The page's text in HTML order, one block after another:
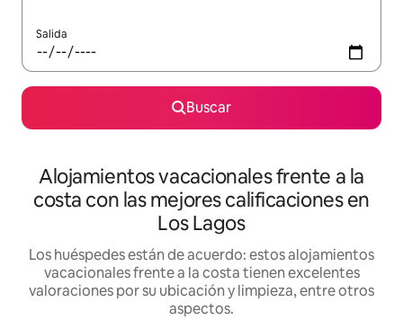
Salida
Buscar
Alojamientos vacacionales frente a la
costa con las mejores calificaciones en
Los Lagos
Los huéspedes están de acuerdo: estos alojamientos
vacacionales frente a la costa tienen excelentes
valoraciones por su ubicación y limpieza, entre otros
aspectos.